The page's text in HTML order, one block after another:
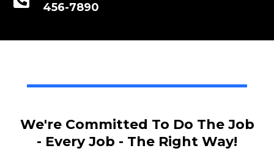
456-7890
We're Committed To Do The Job
- Every Job - The Right Way!